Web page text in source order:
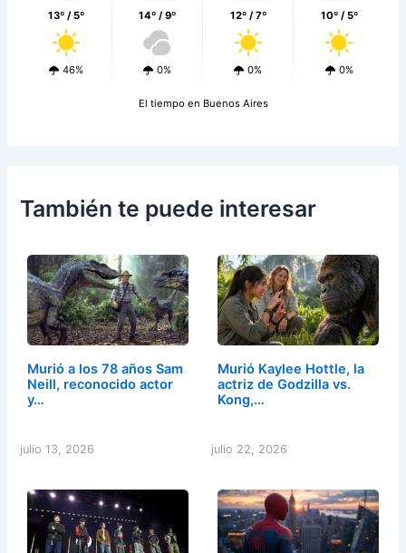
13º / 5º
46%
14º / 9º
0%
12º / 7º
0%
10º / 5º
0%
El tiempo en Buenos Aires
También te puede interesar
Murió a los 78 años Sam
Neill, reconocido actor
y…
julio 13, 2026
Murió Kaylee Hottle, la
actriz de Godzilla vs.
Kong,…
julio 22, 2026